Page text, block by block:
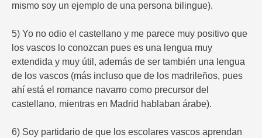
mismo soy un ejemplo de una persona bilingue).
5) Yo no odio el castellano y me parece muy positivo que
los vascos lo conozcan pues es una lengua muy
extendida y muy útil, además de ser también una lengua
de los vascos (más incluso que de los madrileños, pues
ahí está el romance navarro como precursor del
castellano, mientras en Madrid hablaban árabe).
6) Soy partidario de que los escolares vascos aprendan